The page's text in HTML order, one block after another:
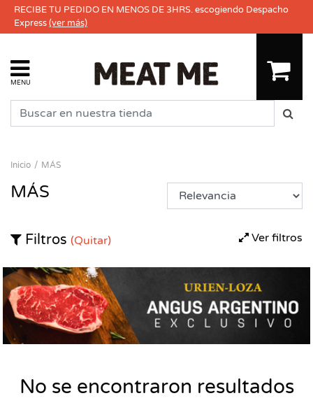
RECIBE TU PEDIDO EN MENOS DE 3HRS. escogiendo Despacho
Express(ver más)
MENU
Inicio MÁS
MÁS
Ver filtros
Filtros (Quitar)
No se encontraron resultados